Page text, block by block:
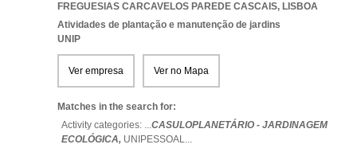
FREGUESIAS CARCAVELOS PAREDE CASCAIS, LISBOA
Atividades de plantação e manutenção de jardins
UNIP
Ver empresa Ver no Mapa
Matches in the search for:
Activity categories: ...CASULOPLANETÁRIO - JARDINAGEM
ECOLÓGICA, UNIPESSOAL...